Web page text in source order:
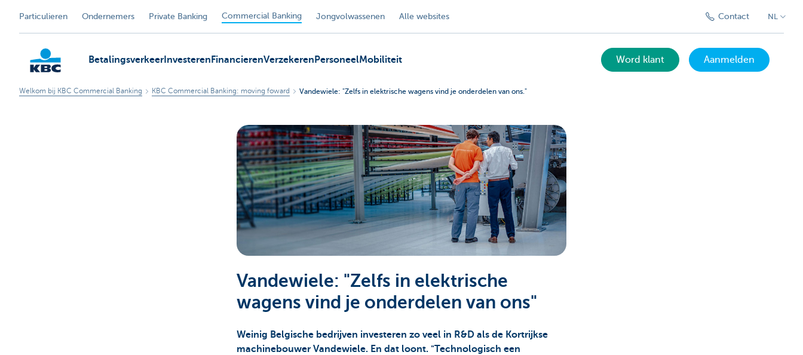
Particulieren Ondernemers Private Banking Commercial Banking Jongvolwassenen Alle websites Contact NL
Betalingsverkeer Investeren FinancierenVerzekeren PersoneelMobiliteit Word klant Aanmelden
Welkom bij KBC Commercial Banking KBC Commercial Banking: moving foward Vandewiele: "Zelfs in elektrische wagens vind je onderdelen van ons."
Vandewiele: "Zelfs in elektrische
wagens vind je onderdelen van ons"
Weinig Belgische bedrijven investeren zo veel in R&D als de Kortrijkse
machinebouwer Vandewiele. En dat loont. "Technologisch een